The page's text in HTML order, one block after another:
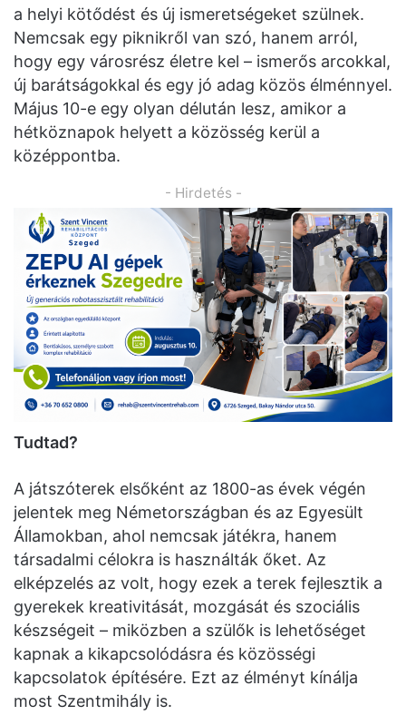
a helyi kötődést és új ismeretségeket szülnek.
Nemcsak egy piknikről van szó, hanem arról,
hogy egy városrész életre kel – ismerős arcokkal,
új barátságokkal és egy jó adag közös élménnyel.
Május 10-e egy olyan délután lesz, amikor a
hétköznapok helyett a közösség kerül a
középpontba.
- Hirdetés -
Tudtad?
A játszóterek elsőként az 1800-as évek végén
jelentek meg Németországban és az Egyesült
Államokban, ahol nemcsak játékra, hanem
társadalmi célokra is használták őket. Az
elképzelés az volt, hogy ezek a terek fejlesztik a
gyerekek kreativitását, mozgását és szociális
készségeit – miközben a szülők is lehetőséget
kapnak a kikapcsolódásra és közösségi
kapcsolatok építésére. Ezt az élményt kínálja
most Szentmihály is.